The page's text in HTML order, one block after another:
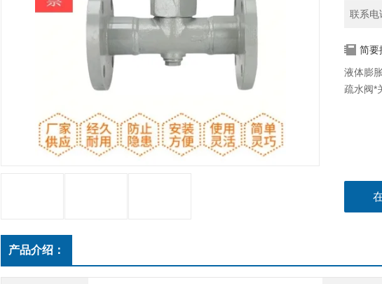
联系电
简要
液体膨
疏水阀*
产品介绍：